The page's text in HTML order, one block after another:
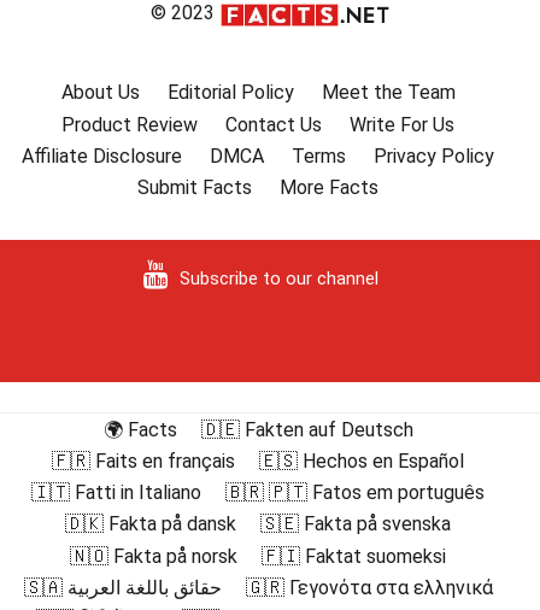
© 2023
About Us Editorial Policy
Meet the Team
Product Review
Contact Us
Write For Us
Affiliate Disclosure
DMCA Terms
Privacy Policy
Submit Facts
More Facts
Subscribe to our channel
🌍 Facts
🇩🇪 Fakten auf Deutsch
🇫🇷 Faits en français
🇪🇸 Hechos en Español
🇮🇹 Fatti in Italiano
🇧🇷 🇵🇹 Fatos em português
🇩🇰 Fakta på dansk
🇸🇪 Fakta på svenska
🇳🇴 Fakta på norsk
🇫🇮 Faktat suomeksi
🇸🇦 حقائق باللغة العربية
🇬🇷 Γεγονότα στα ελληνικά